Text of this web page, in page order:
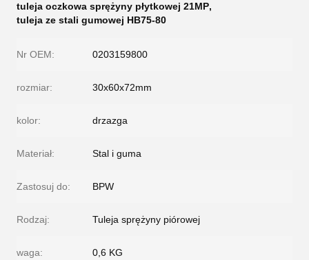
tuleja oczkowa sprężyny płytkowej 21MP,
tuleja ze stali gumowej HB75-80
Nr OEM: 0203159800
rozmiar: 30x60x72mm
kolor: drzazga
Materiał: Stal i guma
Zastosuj do: BPW
Rodzaj: Tuleja sprężyny piórowej
waga: 0,6 KG